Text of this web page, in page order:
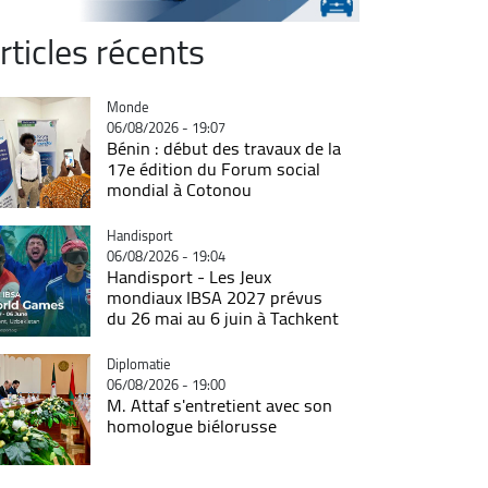
récents
Catégorie
Monde
06/08/2026 - 19:07
Bénin : début des travaux de la
17e édition du Forum social
mondial à Cotonou
Catégorie
Handisport
06/08/2026 - 19:04
Handisport - Les Jeux
mondiaux IBSA 2027 prévus
du 26 mai au 6 juin à Tachkent
Catégorie
Diplomatie
06/08/2026 - 19:00
M. Attaf s'entretient avec son
homologue biélorusse